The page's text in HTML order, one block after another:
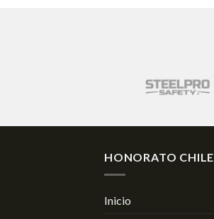
HONORATO CHILE
Inicio